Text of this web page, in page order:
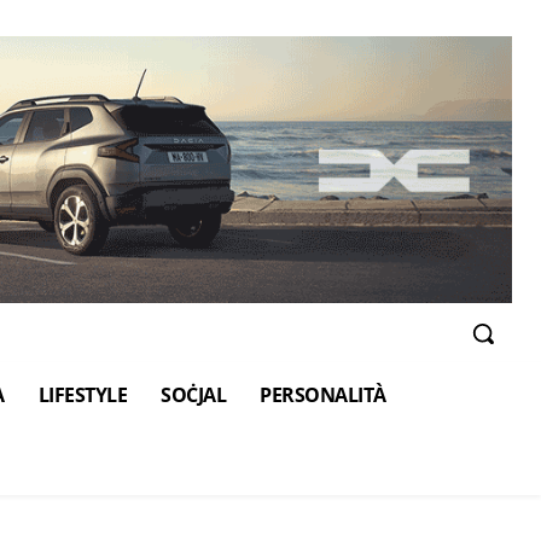
LIFESTYLE SOĊJAL PERSONALITÀ